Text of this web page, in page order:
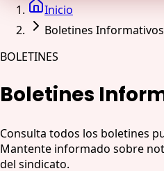
Inicio
Boletines Informativos
BOLETINES
Boletines
Consulta todos los boletines
Mantente informado sobre
del sindicato.